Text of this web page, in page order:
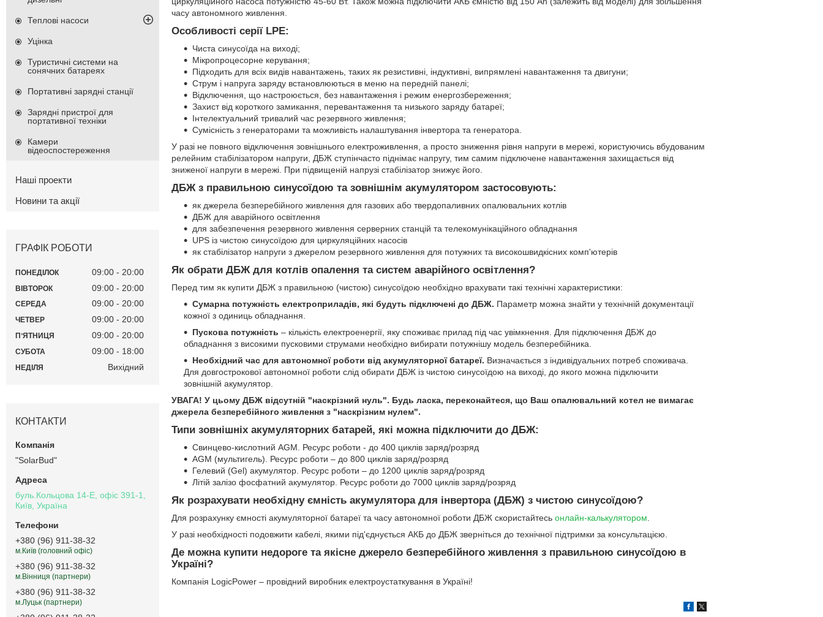
часу автономного живлення.
Особливості серії LPE:
Чиста синусоїда на виході;
Мікропроцесорне керування;
Підходить для всіх видів навантажень, таких як резистивні, індуктивні, випрямлені навантаження та двигуни;
Струм і напруга заряду встановлюються в меню на передній панелі;
Відключення, що настроюється, без навантаження і режим енергозбереження;
Захист від короткого замикання, перевантаження та низького заряду батареї;
Інтелектуальний тривалий час резервного живлення;
Сумісність з генераторами та можливість налаштування інвертора та генератора.
У разі не повного відключення зовнішнього електроживлення, а просто зниження рівня напруги в мережі, користуючись вбудованим
релейним стабілізатором напруги, ДБЖ ступінчасто піднімає напругу, тим самим підключене навантаження захищається від
зниженої напруги в мережі. При підвищеній напрузі стабілізатор знижує його.
ДБЖ з правильною синусоїдою та зовнішнім акумулятором застосовують:
як джерела безперебійного живлення для газових або твердопаливних опалювальних котлів
ДБЖ для аварійного освітлення
для забезпечення резервного живлення серверних станцій та телекомунікаційного обладнання
UPS із чистою синусоїдою для циркуляційних насосів
як стабілізатор напруги з джерелом резервного живлення для потужних та високошвидкісних комп'ютерів
Як обрати ДБЖ для котлів опалення та систем аварійного освітлення?
Перед тим як купити ДБЖ з правильною (чистою) синусоїдою необхідно врахувати такі технічні характеристики:
Сумарна потужність електроприладів, які будуть підключені до ДБЖ. Параметр можна знайти у технічній документації
кожної з одиниць обладнання.
Пускова потужність – кількість електроенергії, яку споживає прилад під час увімкнення. Для підключення ДБЖ до
обладнання з високими пусковими струмами необхідно вибирати потужнішу модель безперебійника.
Необхідний час для автономної роботи від акумуляторної батареї. Визначається з індивідуальних потреб споживача.
Для довгострокової автономної роботи слід обирати ДБЖ із чистою синусоїдою на виході, до якого можна підключити
зовнішній акумулятор.
УВАГА! У цьому ДБЖ відсутній "наскрізний нуль". Будь ласка, переконайтеся, що Ваш опалювальний котел не вимагає
джерела безперебійного живлення з "наскрізним нулем".
Типи зовнішніх акумуляторних батарей, які можна підключити до ДБЖ:
Свинцево-кислотний AGM. Ресурс роботи - до 400 циклів заряд/розряд
AGM (мультигель). Ресурс роботи – до 800 циклів заряд/розряд
Гелевий (Gel) акумулятор. Ресурс роботи – до 1200 циклів заряд/розряд
Літій залізо фосфатний акумулятор. Ресурс роботи до 7000 циклів заряд/розряд
Як розрахувати необхідну ємність акумулятора для інвертора (ДБЖ) з чистою синусоїдою?
Для розрахунку ємності акумуляторної батареї та часу автономної роботи ДБЖ скористайтесь онлайн-калькулятором
У разі необхідності подовжити кабелі, якими під'єднується АКБ до ДБЖ зверніться до технічної підтримки за консультацією.
Де можна купити недороге та якісне джерело безперебійного живлення з правильною синусоїдою в
Україні?
Компанія LogicPower – провідний виробник електроустаткування в Україні!
Теплові насоси
Уцінка
Туристичні системи на
сонячних батареях
Портативні зарядні станції
Зарядні пристрої для
портативної техніки
Камери
відеоспостереження
Наші проекти
Новини та акції
ГРАФІК РОБОТИ
ПОНЕДІЛОК 09:00 20:00
ВІВТОРОК 09:00 20:00
СЕРЕДА 09:00 20:00
ЧЕТВЕР 09:00 20:00
ПʼЯТНИЦЯ 09:00 20:00
СУБОТА 09:00 18:00
НЕДІЛЯ Вихідний
КОНТАКТИ
"SolarBud"
буль.Кольцова 14-Е, офіс 391-1,
Київ, Україна
+380 (96) 911-38-32
м.Київ (головний офіс)
+380 (96) 911-38-32
м.Вінниця (партнери)
+380 (96) 911-38-32
м.Луцьк (партнери)